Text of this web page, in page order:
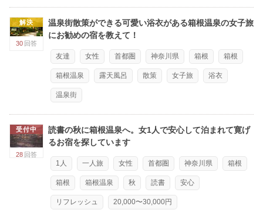
解決
30 回答
温泉街散策ができる可愛い浴衣がある箱根温泉の女子旅
にお勧めの宿を教えて！
友達 女性 首都圏 神奈川県 箱根 箱根
箱根温泉 露天風呂 散策 女子旅 浴衣
温泉街
受付中
28 回答
読書の秋に箱根温泉へ。女1人で安心して泊まれて寛げ
るお宿を探しています
1人 一人旅 女性 首都圏 神奈川県 箱根
箱根 箱根温泉 秋 読書 安心
リフレッシュ 20,000〜30,000円